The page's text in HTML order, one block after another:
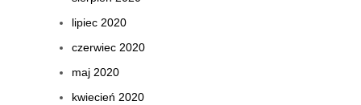
lipiec 2020
czerwiec 2020
maj 2020
kwiecień 2020